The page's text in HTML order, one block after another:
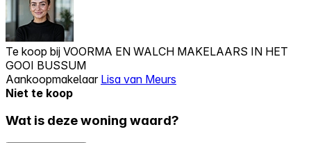
Te koop bij VOORMA EN WALCH MAKELAARS IN HET
GOOI BUSSUM
Aankoopmakelaar Lisa van Meurs
Niet te koop
Wat is deze woning waard?